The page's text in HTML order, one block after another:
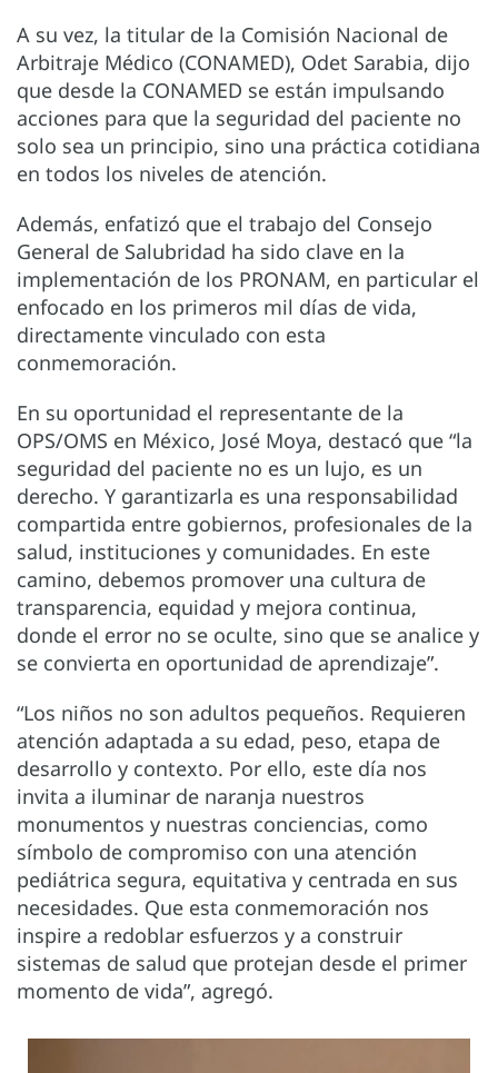
A su vez, la titular de la Comisión Nacional de
Arbitraje Médico (CONAMED), Odet Sarabia, dijo
que desde la CONAMED se están impulsando
acciones para que la seguridad del paciente no
solo sea un principio, sino una práctica cotidiana
en todos los niveles de atención.
Además, enfatizó que el trabajo del Consejo
General de Salubridad ha sido clave en la
implementación de los PRONAM, en particular el
enfocado en los primeros mil días de vida,
directamente vinculado con esta
conmemoración.
En su oportunidad el representante de la
OPS/OMS en México, José Moya, destacó que “la
seguridad del paciente no es un lujo, es un
derecho. Y garantizarla es una responsabilidad
compartida entre gobiernos, profesionales de la
salud, instituciones y comunidades. En este
camino, debemos promover una cultura de
transparencia, equidad y mejora continua,
donde el error no se oculte, sino que se analice y
se convierta en oportunidad de aprendizaje”.
“Los niños no son adultos pequeños. Requieren
atención adaptada a su edad, peso, etapa de
desarrollo y contexto. Por ello, este día nos
invita a iluminar de naranja nuestros
monumentos y nuestras conciencias, como
símbolo de compromiso con una atención
pediátrica segura, equitativa y centrada en sus
necesidades. Que esta conmemoración nos
inspire a redoblar esfuerzos y a construir
sistemas de salud que protejan desde el primer
momento de vida”, agregó.